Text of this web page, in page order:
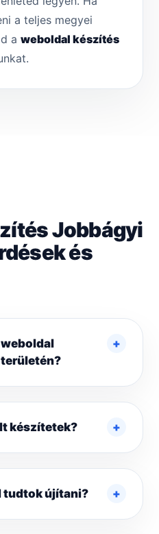
a teljes megyei
a weboldal készítés
Jobbágyi
és
készítetek?
tudtok újítani?